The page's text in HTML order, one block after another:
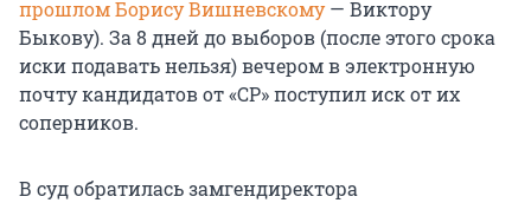
прошлом Борису Вишневскому— Виктору
Быкову). За 8 дней до выборов (после этого срока
иски подавать нельзя) вечером в электронную
почту кандидатов от «СР» поступил иск от их
соперников.
В суд обратилась замгендиректора